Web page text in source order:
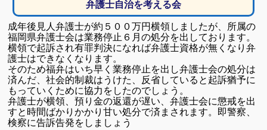
弁護士自治を考える会
成年後見人弁護士が約５００万円横領しましたが、所属の
福岡県弁護士会は業務停止６月の処分を出しております。
横領で起訴され有罪判決になれば弁護士資格が無くなり弁
護士はできなくなります。
そのため福弁はいち早く業務停止を出し弁護士会の処分は
済んだ、社会的制裁はうけた、反省していると起訴猶予に
もっていくために協力をしたのでしょう。
弁護士が横領、預り金の返還が遅い、弁護士会に懲戒を出
すと時間ばかりかかり甘い処分で済まされます。即警察、
検察に告訴告発をしましょう